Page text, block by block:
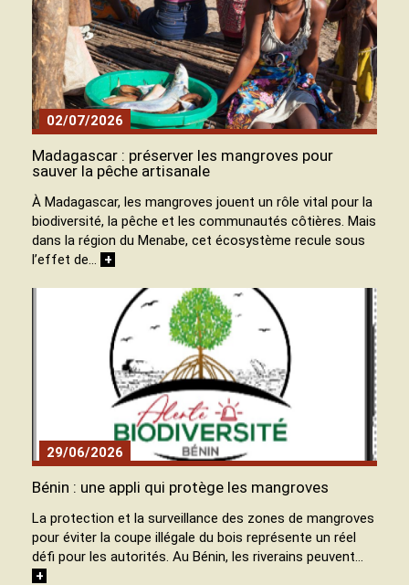
02/07/2026
Madagascar : préserver les mangroves pour
sauver la pêche artisanale
À Madagascar, les mangroves jouent un rôle vital pour la
biodiversité, la pêche et les communautés côtières. Mais
dans la région du Menabe, cet écosystème recule sous
l’effet de… +
29/06/2026
Bénin : une appli qui protège les mangroves
La protection et la surveillance des zones de mangroves
pour éviter la coupe illégale du bois représente un réel
défi pour les autorités. Au Bénin, les riverains peuvent…
+